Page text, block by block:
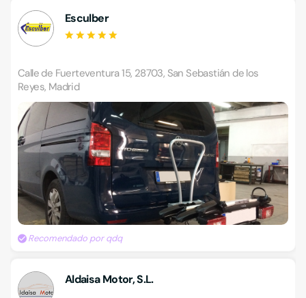
Esculber
Calle de Fuerteventura 15, 28703, San Sebastián de los
Reyes, Madrid
Recomendado por qdq
Aldaisa Motor, S.L.